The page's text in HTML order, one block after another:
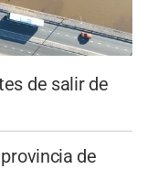
de salir de
de